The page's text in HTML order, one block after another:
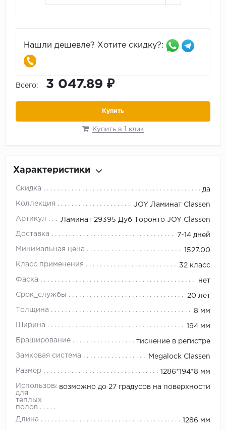
Нашли дешевле? Хотите скидку?:
Всего: 3 047.89 ₽
Купить
Купить в 1 клик
Характеристики
Скидка да
Коллекция JOY Ламинат Classen
Артикул Ламинат 29395 Дуб Торонто JOY Classen
Доставка 7-14 дней
Минимальная цена 1527.00
Класс применения 32 класс
Фаска нет
Срок_службы 20 лет
Толщина 8 мм
Ширина 194 мм
Браширование тиснение в регистре
Замковая система Megalock Classen
Размер 1286*194*8 мм
Использование
для
теплых
полов
возможно до 27 градусов на поверхности
Длина 1286 мм